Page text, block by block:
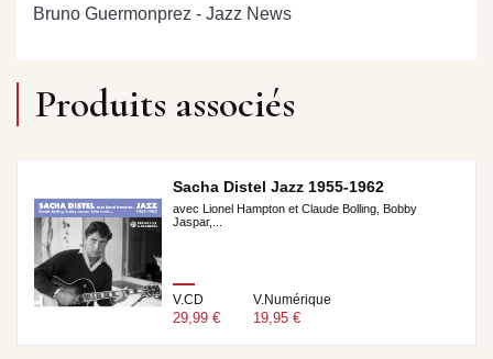
Bruno Guermonprez - Jazz News
Produits associés
Sacha Distel Jazz 1955-1962
avec Lionel Hampton et Claude Bolling, Bobby
Jaspar,...
V.CD
29,99 €
V.Numérique
19,95 €